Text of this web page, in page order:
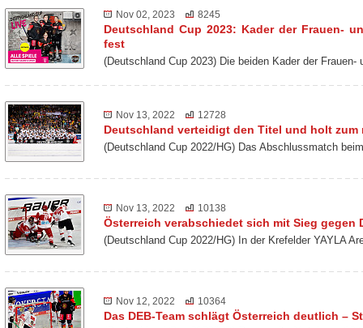
Nov 02, 2023 8245
Deutschland Cup 2023: Kader der Frauen-
fest
(Deutschland Cup 2023) Die beiden Kader der
Nov 13, 2022 12728
Deutschland verteidigt den Titel und holt
(Deutschland Cup 2022/HG) Das Abschlussmatch
Nov 13, 2022 10138
Österreich verabschiedet sich mit Sieg gegen
(Deutschland Cup 2022/HG) In der Krefelder YAYLA
Nov 12, 2022 10364
Das DEB-Team schlägt Österreich deutlich –